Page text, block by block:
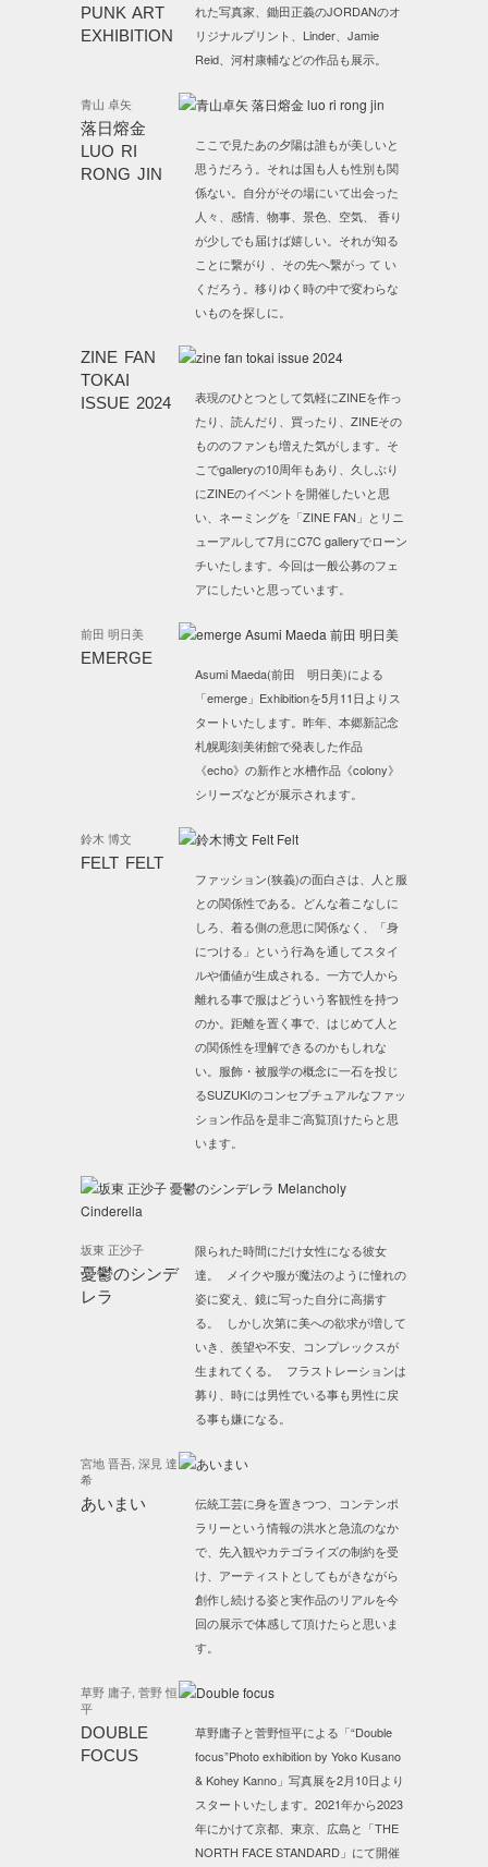
PUNK ART
EXHIBITION
れた写真家、鋤田正義のJORDANのオ
リジナルプリント、Linder、Jamie
Reid、河村康輔などの作品も展示。
青山 卓矢
落日熔金
LUO RI
RONG JIN
ここで見たあの夕陽は誰もが美しいと
思うだろう。それは国も人も性別も関
係ない。自分がその場にいて出会った
人々、感情、物事、景色、空気、 香り
が少しでも届けば嬉しい。それが知る
ことに繋がり 、その先へ繋がっ て い
くだろう。移りゆく時の中で変わらな
いものを探しに。
ZINE FAN
TOKAI
ISSUE 2024
表現のひとつとして気軽にZINEを作っ
たり、読んだり、買ったり、ZINEその
もののファンも増えた気がします。そ
こでgalleryの10周年もあり、久しぶり
にZINEのイベントを開催したいと思
い、ネーミングを「ZINE FAN」とリニ
ューアルして7月にC7C galleryでローン
チいたします。今回は一般公募のフェ
アにしたいと思っています。
前田 明日美
EMERGE
Asumi Maeda(前田 明日美)による
「emerge」Exhibitionを5月11日よりス
タートいたします。昨年、本郷新記念
札幌彫刻美術館で発表した作品
《echo》の新作と水槽作品《colony》
シリーズなどが展示されます。
鈴木 博文
FELT FELT
ファッション(狭義)の面白さは、人と服
との関係性である。どんな着こなしに
しろ、着る側の意思に関係なく、「身
につける」という行為を通してスタイ
ルや価値が生成される。一方で人から
離れる事で服はどういう客観性を持つ
のか。距離を置く事で、はじめて人と
の関係性を理解できるのかもしれな
い。服飾・被服学の概念に一石を投じ
るSUZUKIのコンセプチュアルなファッ
ション作品を是非ご高覧頂けたらと思
います。
坂東 正沙子
憂鬱のシンデ
レラ
限られた時間にだけ女性になる彼女
達。 メイクや服が魔法のように憧れの
姿に変え、鏡に写った自分に高揚す
る。 しかし次第に美への欲求が増して
いき、羨望や不安、コンプレックスが
生まれてくる。 フラストレーションは
募り、時には男性でいる事も男性に戻
る事も嫌になる。
宮地 晋吾, 深見 達
希
あいまい
伝統工芸に身を置きつつ、コンテンポ
ラリーという情報の洪水と急流のなか
で、先入観やカテゴライズの制約を受
け、アーティストとしてもがきながら
創作し続ける姿と実作品のリアルを今
回の展示で体感して頂けたらと思いま
す。
草野 庸子, 菅野 恒
平
DOUBLE
FOCUS
草野庸子と菅野恒平による「“Double
focus”Photo exhibition by Yoko Kusano
& Kohey Kanno」写真展を2月10日より
スタートいたします。2021年から2023
年にかけて京都、東京、広島と「THE
NORTH FACE STANDARD」にて開催